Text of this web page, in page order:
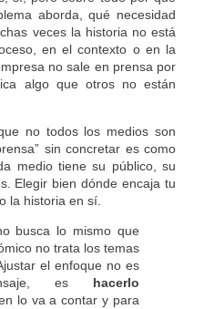
aborda, qué necesidad
veces la historia no está
en el contexto o en la
no sale en prensa por
algo que otros no están
no todos los medios son
sin concretar es como
medio tiene su público, su
Elegir bien dónde encaja tu
la historia en sí.
busca lo mismo que
no trata los temas
el enfoque no es
es hacerlo
lo va a contar y para